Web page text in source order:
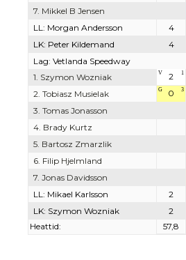
7. Mikkel B Jensen
LL: Morgan Andersson 4
LK: Peter Kildemand
4
Lag: Vetlanda Speedway
1. Szymon Wozniak
V 2 1
2. Tobiasz Musielak G 0 3
3. Tomas Jonasson
4. Brady Kurtz
5. Bartosz Zmarzlik
6. Filip Hjelmland
7. Jonas Davidsson
LL: Mikael Karlsson 2
LK: Szymon Wozniak
2
Heattid:
57,8